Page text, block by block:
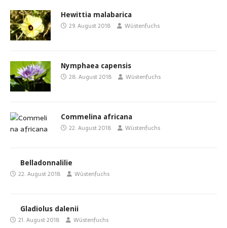
Hewittia malabarica
29. August 2018 Wüstenfuchs
Nymphaea capensis
28. August 2018 Wüstenfuchs
Commelina africana
22. August 2018 Wüstenfuchs
Belladonnalilie
22. August 2018 Wüstenfuchs
Gladiolus dalenii
21. August 2018 Wüstenfuchs